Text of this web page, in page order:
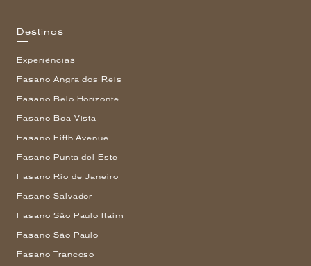
Destinos
Experiências
Fasano Angra dos Reis
Fasano Belo Horizonte
Fasano Boa Vista
Fasano Fifth Avenue
Fasano Punta del Este
Fasano Rio de Janeiro
Fasano Salvador
Fasano São Paulo Itaim
Fasano São Paulo
Fasano Trancoso